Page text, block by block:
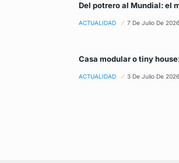
Del potrero al Mundial: el
ACTUALIDAD 7 De Julio De 2026
Casa modular o tiny
ACTUALIDAD 3 De Julio De 2026